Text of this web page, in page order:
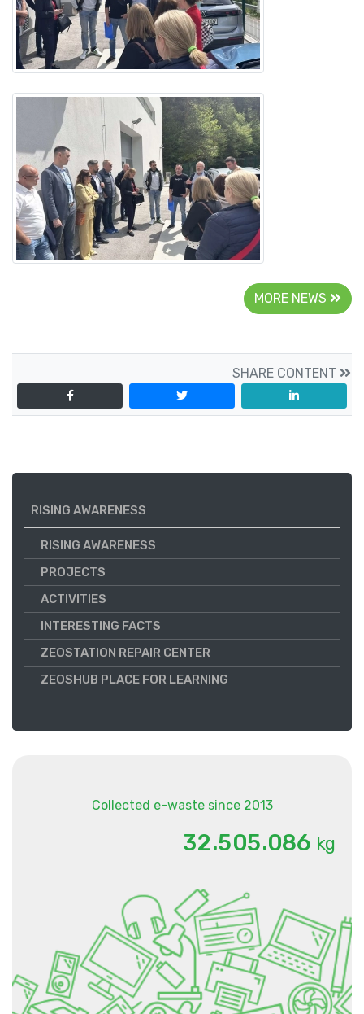
MORE NEWS
SHARE CONTENT
RISING AWARENESS
RISING AWARENESS
PROJECTS
ACTIVITIES
INTERESTING FACTS
ZEOSTATION REPAIR CENTER
ZEOSHUB PLACE FOR LEARNING
Collected e-waste since 2013
32.505.086 kg